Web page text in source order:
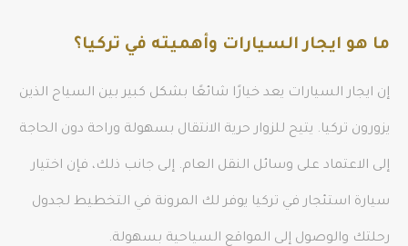
ما هو ايجار السيارات وأهميته في تركيا؟
إن ايجار السيارات يعد خيارًا شائعًا بشكل كبير بين السياح الذين
يزورون تركيا. يتيح للزوار حرية الانتقال بسهولة وراحة دون الحاجة
إلى الاعتماد على وسائل النقل العام. إلى جانب ذلك، فإن اختيار
سيارة استئجار في تركيا يوفر لك المرونة في التخطيط لجدول
رحلتك والوصول إلى المواقع السياحية بسهولة.